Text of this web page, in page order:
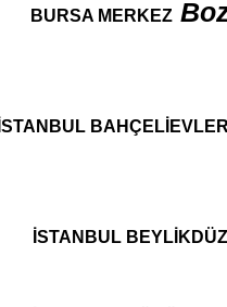
BURSA MERKEZ
İSTANBUL
İSTANBUL